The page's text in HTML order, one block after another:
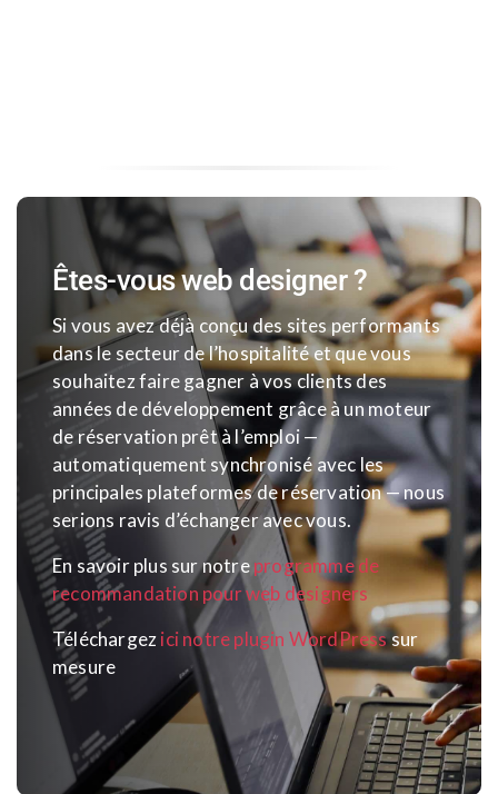
Êtes-vous web designer ?
Si vous avez déjà conçu des sites performants
dans le secteur de l’hospitalité et que vous
souhaitez faire gagner à vos clients des
années de développement grâce à un moteur
de réservation prêt à l’emploi —
automatiquement synchronisé avec les
principales plateformes de réservation — nous
serions ravis d’échanger avec vous.
En savoir plus sur notreprogramme de
recommandation pour web designers
Téléchargezici notre plugin WordPresssur
mesure